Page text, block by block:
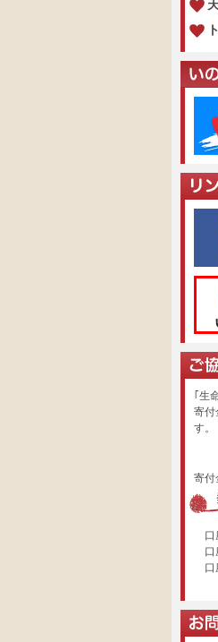
｢生
寄付
す。
寄付
口
口
口